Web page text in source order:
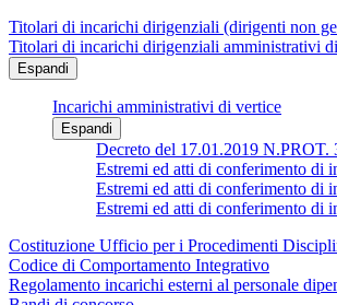
Titolari di incarichi dirigenziali (dirigenti non
Titolari di incarichi dirigenziali amministrativi
Espandi
Incarichi amministrativi di vertice
Espandi
Decreto del 17.01.2019 N.PROT.
Estremi ed atti di conferimento
Estremi ed atti di conferimento di
Estremi ed atti di conferimento
Costituzione Ufficio per i Procedimenti
Codice di Comportamento Integrativo
Regolamento incarichi esterni al personale